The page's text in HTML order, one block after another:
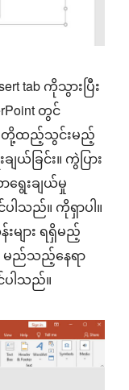
tab ကိုသွားပြီး
တွင်
ပ်တို့ထည့်သွင်းမည့်
ယ်ခြင်း။ ကွဲပြား
ရွေးချယ်မှု
ါသည်။ ကိုရှာပါ။
များ ရရှိမည့်
မည်သည့်နေရာ
ါသည်။